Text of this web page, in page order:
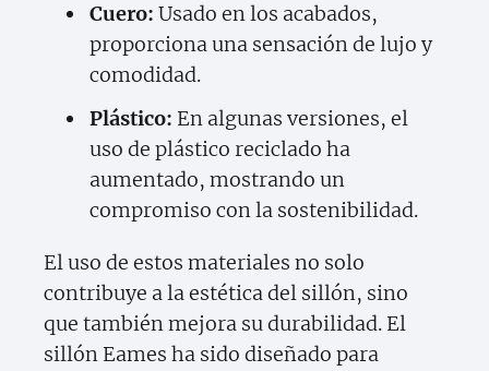
Cuero: Usado en los acabados,
proporciona una sensación de lujo y
comodidad.
Plástico: En algunas versiones, el
uso de plástico reciclado ha
aumentado, mostrando un
compromiso con la sostenibilidad.
El uso de estos materiales no solo
contribuye a la estética del sillón, sino
que también mejora su durabilidad. El
sillón Eames ha sido diseñado para